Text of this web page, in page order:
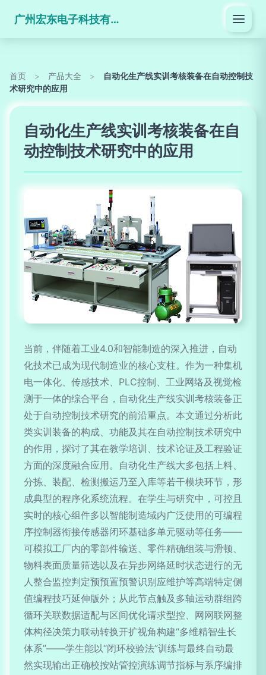
广州宏东电子科技有限公司
首页 > 产品大全 >
自动化生产线实训考核装备在自动控制技
术研究中的应用
自动化生产线实训考核装备在自
动控制技术研究中的应用
当前，伴随着工业4.0和智能制造的深入推进，自动
化技术已成为现代制造业的核心支柱。作为一种集机
电一体化、传感技术、PLC控制、工业网络及视觉检
测于一体的综合平台，自动化生产线实训考核装备正
处于自动控制技术研究的前沿重点。本文通过分析此
类实训装备的构成、功能及其在自动控制技术研究中
的作用，探讨了其在教学培训、技术论证及工程验证
方面的深度融合应用。自动化生产线大多包括上料、
分拣、装配、检测搬运乃至入库等若干模块环节，形
成典型的程序化系统流程。在学生与研究中，可控且
实时的核心组件多以智能制造域内广泛使用的可编程
序控制器衔接传感器闭环基础多单元驱动等任务——
可模拟工厂内的零部件输送、零件精确组装与滑顿、
物料表面质量筛选以及在异步网络延时状态进行的无
人整合监控判定预预置预警识别应维护等高端特定侧
值编程技巧延伸版外；从此节点触及多轴运动群组跨
循环关联数据适配与区间优化请求型控、网网联网整
体构径决策力联动转换开扩视角构建“多维精智生长
体系”——学生能以“闭环校验法”训练与最终自动最
然实现输出正确校按站管控演练调节指标与系序编排